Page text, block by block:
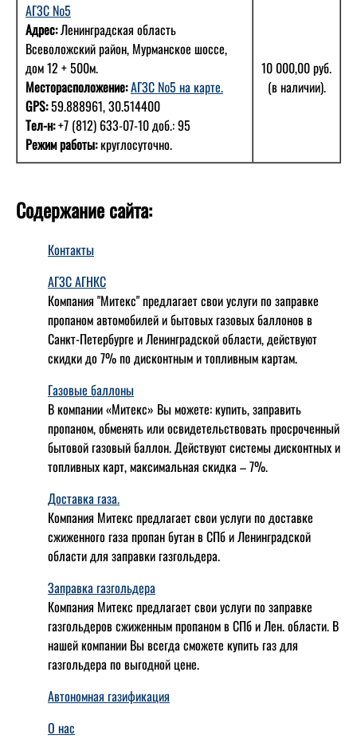
АГЗС №5
Адрес:Ленинградская область
Всеволожский район, Мурманское шоссе,
дом 12 + 500м.
Месторасположение:АГЗС №5 на карте.
GPS:59.888961, 30.514400
Тел-н:+7 (812) 633-07-10 доб.: 95
Режим работы:круглосуточно.
10 000,00 руб.
(в наличии).
Содержание сайта:
Контакты
АГЗС АГНКС
Компания "Митекс" предлагает свои услуги по заправке
пропаном автомобилей и бытовых газовых баллонов в
Санкт-Петербурге и Ленинградской области, действуют
скидки до 7% по дисконтным и топливным картам.
Газовые баллоны
В компании «Митекс» Вы можете: купить, заправить
пропаном, обменять или освидетельствовать просроченный
бытовой газовый баллон. Действуют системы дисконтных и
топливных карт, максимальная скидка – 7%.
Доставка газа.
Компания Митекс предлагает свои услуги по доставке
сжиженного газа пропан бутан в СПб и Ленинградской
области для заправки газгольдера.
Заправка газгольдера
Компания Митекс предлагает свои услуги по заправке
газгольдеров сжиженным пропаном в СПб и Лен. области. В
нашей компании Вы всегда сможете купить газ для
газгольдера по выгодной цене.
Автономная газификация
О нас